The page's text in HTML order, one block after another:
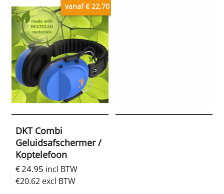
vanaf € 22,70
DKT Combi
Geluidsafschermer /
Koptelefoon
€24.95 incl BTW
€20.62 excl BTW